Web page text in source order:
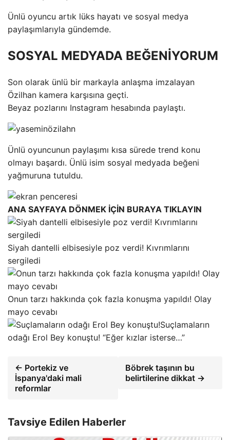
Ünlü oyuncu artık lüks hayatı ve sosyal medya
paylaşımlarıyla gündemde.
SOSYAL MEDYADA BEĞENİYORUM
Son olarak ünlü bir markayla anlaşma imzalayan
Özilhan kamera karşısına geçti.
Beyaz pozlarını Instagram hesabında paylaştı.
Ünlü oyuncunun paylaşımı kısa sürede trend konu
olmayı başardı. Ünlü isim sosyal medyada beğeni
yağmuruna tutuldu.
ANA SAYFAYA DÖNMEK İÇİN BURAYA TIKLAYIN
Siyah dantelli elbisesiyle poz verdi! Kıvrımlarını
sergiledi
Onun tarzı hakkında çok fazla konuşma yapıldı! Olay
mayo cevabı
Suçlamaların
odağı Erol Bey konuştu! “Eğer kızlar isterse…”
← Portekiz ve
İspanya'daki mali
reformlar
Böbrek taşının bu
belirtilerine dikkat →
Tavsiye Edilen Haberler